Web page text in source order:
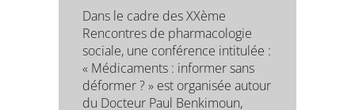
Dans le cadre des XXème
Rencontres de pharmacologie
sociale, une conférence intitulée :
« Médicaments : informer sans
déformer ? » est organisée autour
du Docteur Paul Benkimoun,